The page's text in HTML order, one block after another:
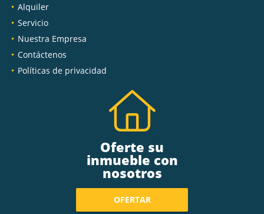
Alquiler
Servicio
Nuestra Empresa
Contáctenos
Políticas de privacidad
Oferte su
inmueble con
nosotros
OFERTAR